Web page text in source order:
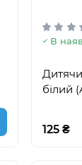
В
білий
125 ₴